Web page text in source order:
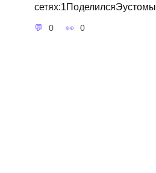
сетях:1ПоделилсяЭустомы
0 0